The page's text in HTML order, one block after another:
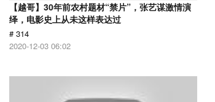
【越哥】30年前农村题材“禁片”，张艺谋激情演
绎，电影史上从未这样表达过
# 314
2020-12-03 06:02